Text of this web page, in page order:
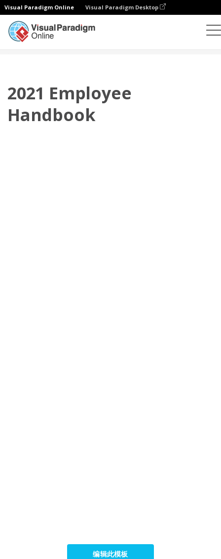
Visual Paradigm Online Visual Paradigm Desktop
2021 Employee
Handbook
编辑此模板